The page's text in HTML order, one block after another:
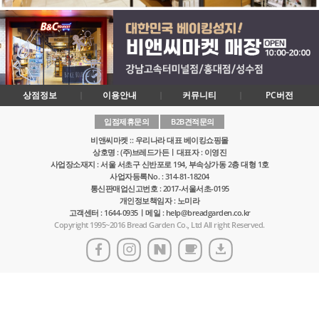
상점정보 이용안내 커뮤니티 PC버전
입점제휴문의
B2B견적문의
비앤씨마켓 :: 우리나라 대표 베이킹쇼핑몰
상호명 : (주)브레드가든ㅣ대표자 : 이영진
사업장소재지 : 서울 서초구 신반포로 194, 부속상가동 2층 대형 1호
사업자등록No. : 314-81-18204
통신판매업신고번호 : 2017-서울서초-0195
개인정보책임자 : 노미라
고객센터 : 1644-0935ㅣ메일 : help@breadgarden.co.kr
Copyright 1995~2016 Bread Garden Co., Ltd All right Reserved.